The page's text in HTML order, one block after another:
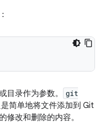
目录作为参数。
git
简单地将文件添加到 Git
修改和删除的内容。